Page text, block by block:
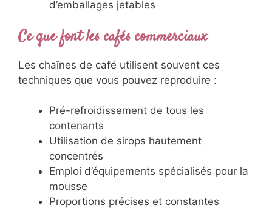
d’emballages jetables
Ce que font les cafés commerciaux
Les chaînes de café utilisent souvent ces
techniques que vous pouvez reproduire :
Pré-refroidissement de tous les
contenants
Utilisation de sirops hautement
concentrés
Emploi d’équipements spécialisés pour la
mousse
Proportions précises et constantes